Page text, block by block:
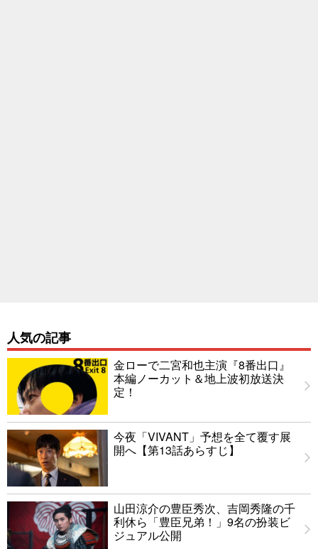
人気の記事
金ローで二宮和也主演『8番出口』
本編ノーカット＆地上波初放送決
定！
今夜「VIVANT」予想を全て覆す展
開へ【第13話あらすじ】
山田涼介の豊臣秀次、吉岡秀隆の千
利休ら「豊臣兄弟！」9名の扮装ビ
ジュアル公開